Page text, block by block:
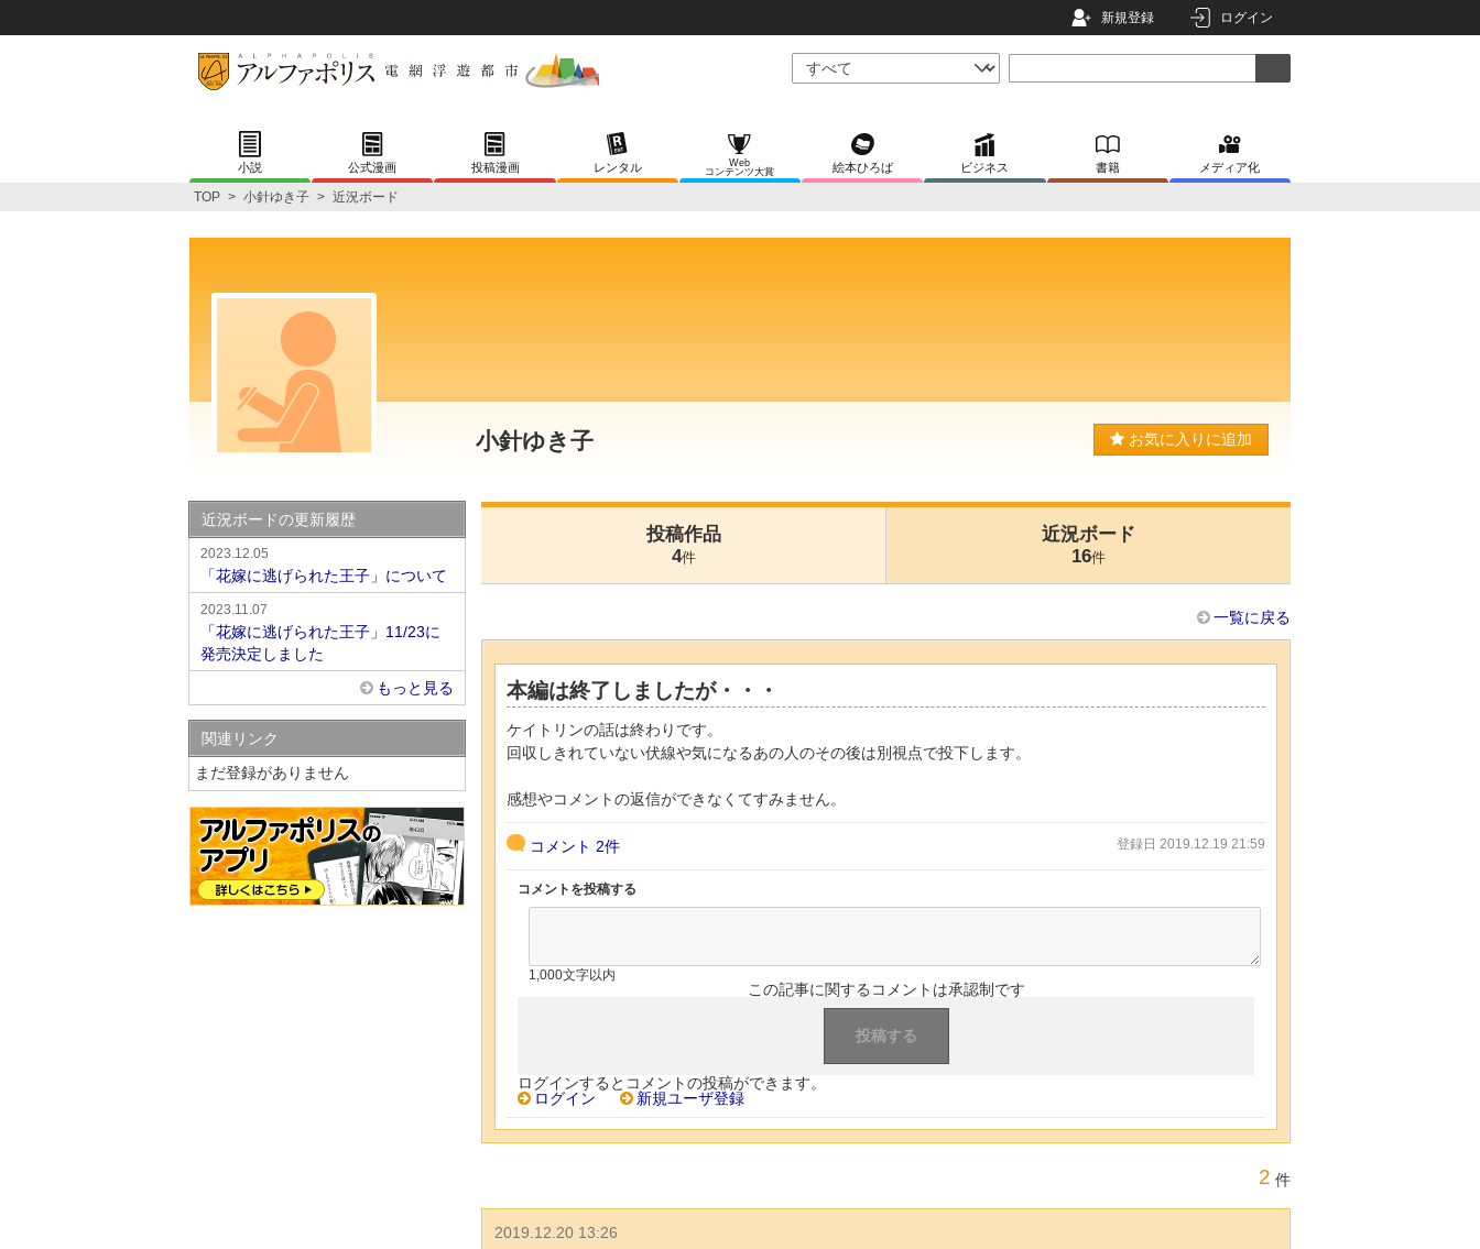
新規登録 ログイン
小説 公式漫画 投稿漫画 レンタル
Web
コンテンツ大賞
絵本ひろば ビジネス 書籍 メディア化
TOP > 小針ゆき子 > 近況ボード
小針ゆき子 お気に入りに追加
投稿作品
4件
近況ボード
16件
一覧に戻る
本編は終了しましたが・・・
ケイトリンの話は終わりです。
回収しきれていない伏線や気になるあの人のその後は別視点で投下します。
感想やコメントの返信ができなくてすみません。
コメント 2件 登録日 2019.12.19 21:59
コメントを投稿する
1,000文字以内
この記事に関するコメントは承認制です
ログインするとコメントの投稿ができます。
ログイン
新規ユーザ登録
2 件
2019.12.20 13:26
近況ボードの更新履歴
2023.12.05
「花嫁に逃げられた王子」について
2023.11.07
「花嫁に逃げられた王子」11/23に
発売決定しました
もっと見る
関連リンク
まだ登録がありません